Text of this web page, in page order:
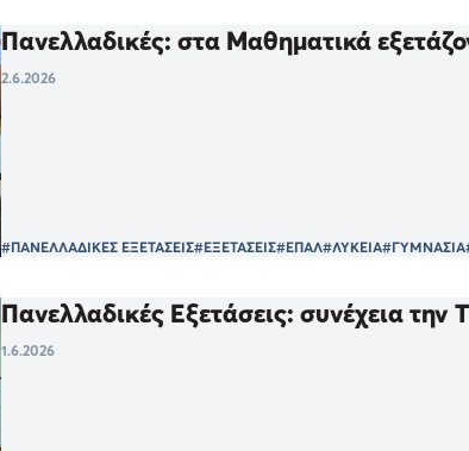
Πανελλαδικές: στα Μαθηματικά
2.6.2026
#ΠΑΝΕΛΛΑΔΙΚΕΣ ΕΞΕΤΑΣΕΙΣ#ΕΞΕΤΑΣΕΙΣ#ΕΠΑΛ#ΛΥΚΕΙΑ#ΓΥΜΝΑΣΙΑ
Πανελλαδικές Εξετάσεις: συνέχεια
1.6.2026